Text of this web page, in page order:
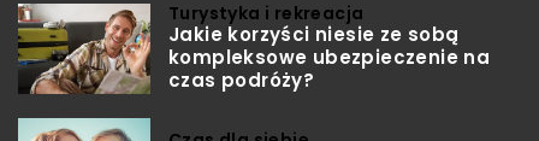
Turystyka i rekreacja
Jakie korzyści niesie ze sobą
kompleksowe ubezpieczenie na
czas podróży?